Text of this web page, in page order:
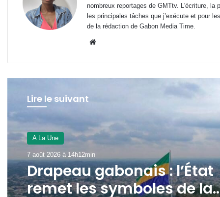
nombreux reportages de GMTtv. L'écriture,
les principales tâches que j’exécute et pour
de la rédaction de Gabon Media Time.
Lire le suivant
A La Une
7 août 2026 à 14h12min
A La Une
6 août 2026 à 20h41min
CIPV : Le Gabon muscle
stratégie contre les